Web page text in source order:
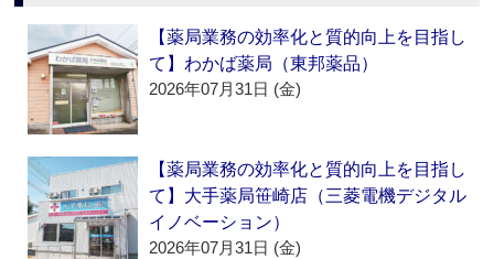
【薬局業務の効率化と質的向上を目指し
て】わかば薬局（東邦薬品）
2026年07月31日 (金)
【薬局業務の効率化と質的向上を目指し
て】大手薬局笹崎店（三菱電機デジタル
イノベーション）
2026年07月31日 (金)